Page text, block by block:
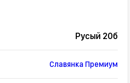
Русый 20б
Славянка Премиум